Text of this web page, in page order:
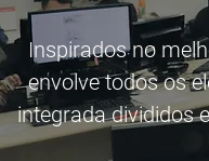
Inspirados no
envolve todos os
integrada divididos